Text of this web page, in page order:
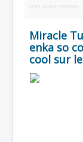
More Joomla Extensions
Miracle
enka so
cool sur